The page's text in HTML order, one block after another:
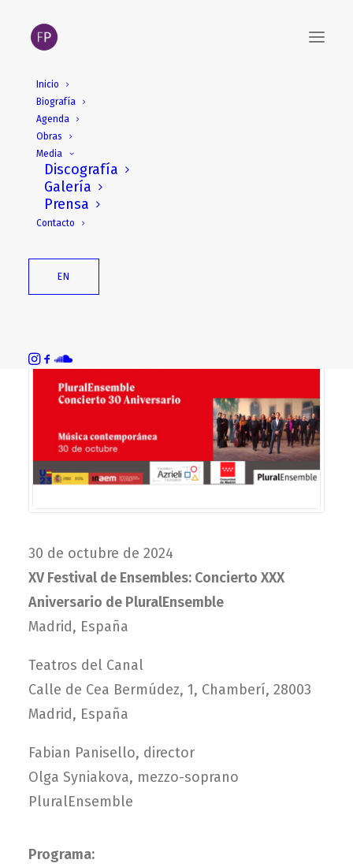
Inicio
Biografía
Agenda
Obras
Media
Discografía
Galería
Prensa
Contacto
EN
30 de octubre de 2024
XV Festival de Ensembles: Concierto XXX
Aniversario de PluralEnsemble
Madrid, España
Teatros del Canal
Calle de Cea Bermúdez, 1, Chamberí, 28003
Madrid, España
Fabian Panisello, director
Olga Syniakova, mezzo-soprano
PluralEnsemble
Programa: